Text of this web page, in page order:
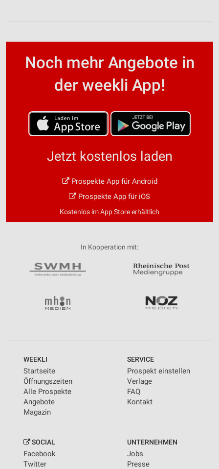
Noch mehr Angebote in
der weekli App!
Jetzt kostenlos laden
Prospekte App für Android
Prospekte App für iOS
Kostenlos im App Store erhältlich
In Kooperation mit:
WEEKLI
Startseite
Öffnungszeiten
Alle Prospekte
Angebote
Magazin
SERVICE
Prospekt einstellen
Verlage
FAQ
Kontakt
SOCIAL
Facebook
Twitter
UNTERNEHMEN
Jobs
Presse